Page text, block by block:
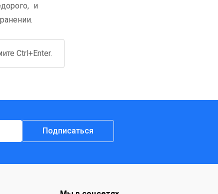
и
Ctrl+Enter.
Подписаться